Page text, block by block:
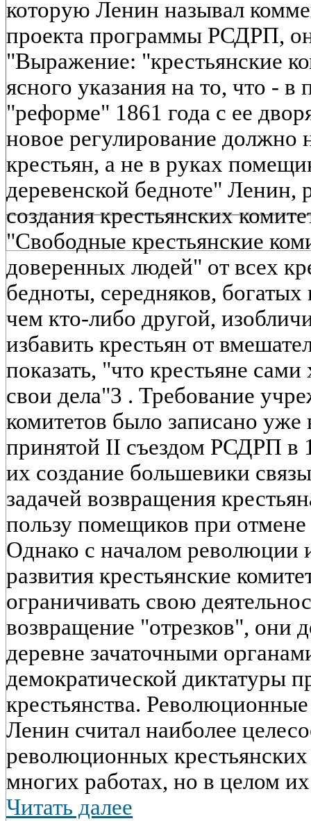
которую Ленин называл
проекта программы РСДРП,
"Выражение: "крестьянские
ясного указания на то, что -
"реформе" 1861 года с ее
новое регулирование должно
крестьян, а не в руках
деревенской бедноте" Ленин,
создания крестьянских
"Свободные крестьянские
доверенных людей" от всех
бедноты, середняков,
чем кто-либо другой,
избавить крестьян от
показать, "что крестьяне сами
свои дела"3 . Требование
комитетов было записано
принятой II съездом РСДРП в
их создание большевики
задачей возвращения
пользу помещиков при отмене
Однако с началом революции
развития крестьянские
ограничивать свою
возвращение "отрезков", они
деревне зачаточными
демократической диктатуры
крестьянства.
Ленин считал наиболее
революционных
многих работах, но в целом
Читать далее